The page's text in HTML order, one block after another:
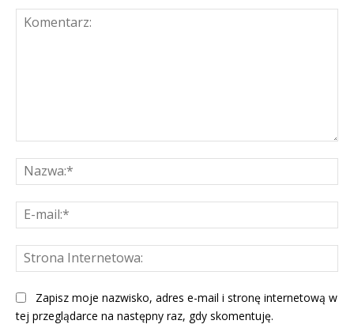
Zapisz moje nazwisko, adres e-mail i stronę internetową w
tej przeglądarce na następny raz, gdy skomentuję.